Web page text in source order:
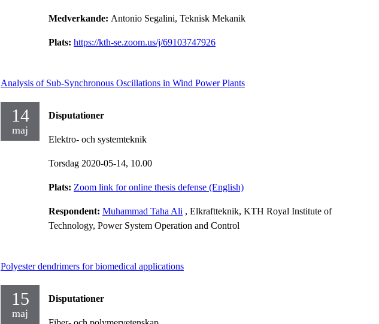
Medverkande: Antonio Segalini, Teknisk Mekanik
Plats: https://kth-se.zoom.us/j/69103747926
Analysis of Sub-Synchronous Oscillations in Wind Power Plants
14
maj
Disputationer
Elektro- och systemteknik
Torsdag 2020-05-14, 10.00
Plats: Zoom link for online thesis defense (English)
Respondent: Muhammad Taha Ali , Elkraftteknik, KTH Royal Institute of
Technology, Power System Operation and Control
Polyester dendrimers for biomedical applications
15
maj
Disputationer